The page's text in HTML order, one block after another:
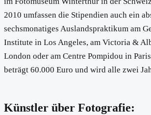
2010 umfassen die Stipendien auch ein
sechsmonatiges Auslandspraktikum am
Institute in Los Angeles, am Victoria &
London oder am Centre Pompidou in
beträgt 60.000 Euro und wird alle zwei
Künstler über Fotografie: